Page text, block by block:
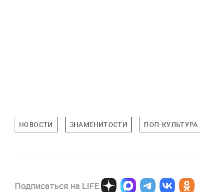
НОВОСТИ ЗНАМЕНИТОСТИ ПОП-КУЛЬТУРА
Подписаться на LIFE